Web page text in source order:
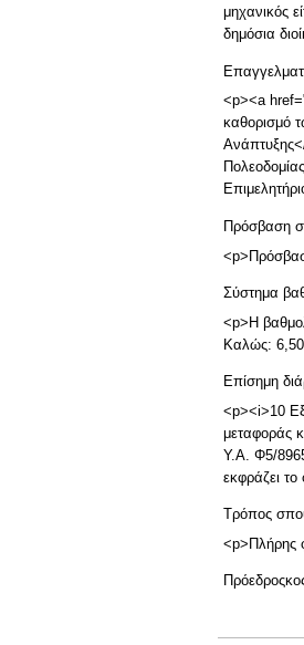
μηχανικός
δημόσια
<p><a
καθορισμό
Πρόσβαση
Σύστημα
<p>Η
Καλώς:
Επίσημη
<p><i>10
μεταφοράς
Υ.Α. Φ5/
εκφράζει
Τρόπος
<p>Πλήρης
Πρόεδρος